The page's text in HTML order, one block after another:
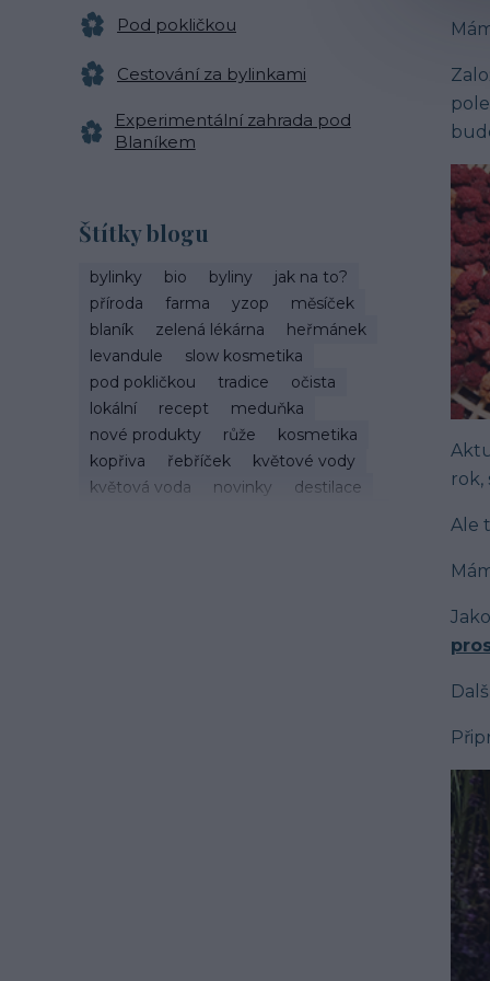
Pod pokličkou
Cestování za bylinkami
Experimentální zahrada pod
Blaníkem
Štítky blogu
bylinky bio byliny
jak na to?
příroda
farma yzop
měsíček
blaník
zelená lékárna
heřmánek
levandule
slow kosmetika
pod pokličkou
tradice
očista
lokální
recept
meduňka
nové produkty
růže
kosmetika
kopřiva
řebříček
květové vody
květová voda
novinky
destilace
rok,
Ale